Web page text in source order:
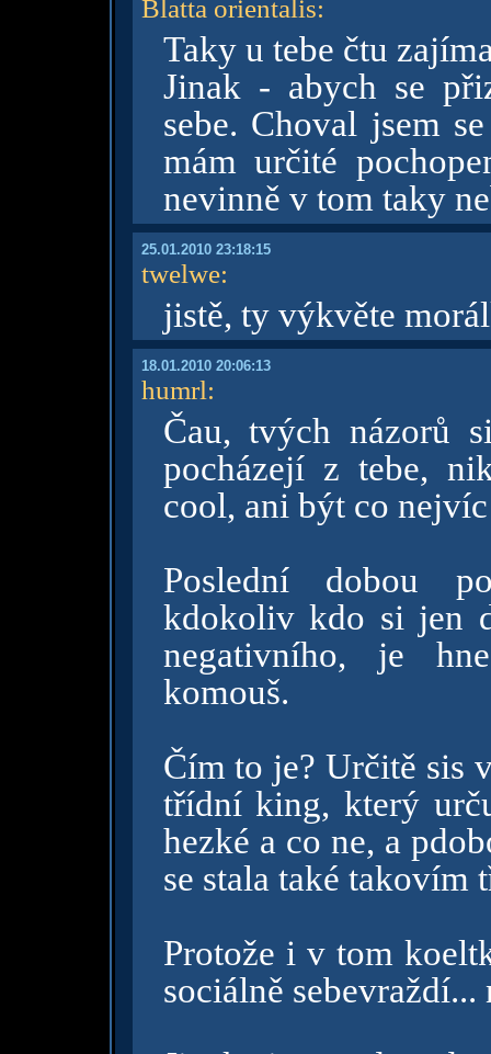
Blatta orientalis:
Taky u tebe čtu
Jinak - abych se
sebe. Choval jsem
mám určité
nevinně v tom taky
25.01.2010 23:18:15
twelwe:
jistě, ty výkvěte
18.01.2010 20:06:13
humrl:
Čau, tvých názorů
pocházejí z tebe,
cool, ani být co
Poslední dobou
kdokoliv kdo si jen
negativního, je
komouš.
Čím to je? Určitě sis
třídní king, který
hezké a co ne, a
se stala také takovím
Protože i v tom
sociálně